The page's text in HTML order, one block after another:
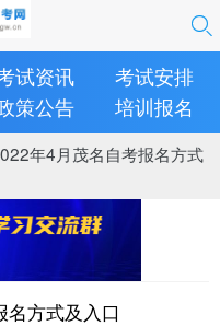
试资讯
考试安排
策公告 培训报名
年4月茂名自考报名方式
名方式及入口